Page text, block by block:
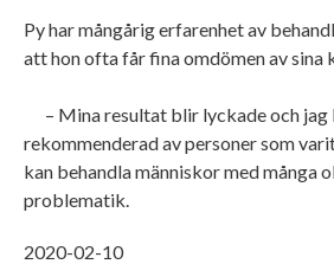
Py har mångårig erfarenhet av
att hon ofta får fina omdömen av sina
– Mina resultat blir lyckade och
rekommenderad av personer som
kan behandla människor med många
problematik.
2020-02-10